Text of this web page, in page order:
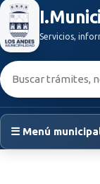
Servicios,
Buscar:
☰ Menú